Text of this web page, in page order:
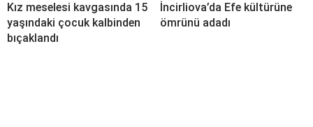
Kız meselesi kavgasında 15
yaşındaki çocuk kalbinden
bıçaklandı
İncirliova’da Efe kültürüne
ömrünü adadı